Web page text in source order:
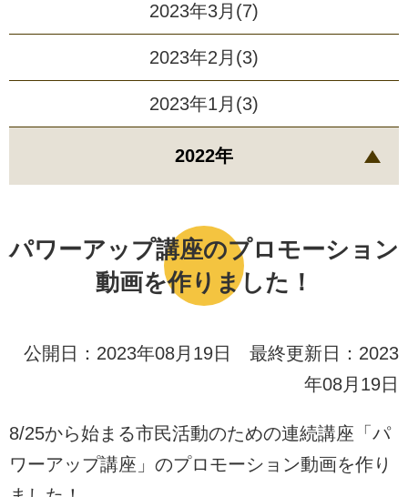
パワーアップ講座のプロモーション
動画を作りました！
公開日：2023年08月19日 最終更新日：2023
年08月19日
8/25から始まる市民活動のための連続講座「パ
ワーアップ講座」のプロモーション動画を作り
2023年3月(7)
2023年2月(3)
2023年1月(3)
2022年